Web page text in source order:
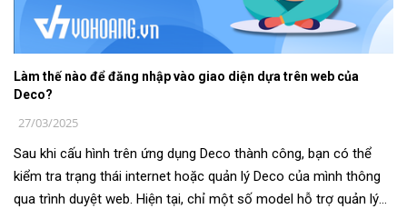
Làm thế nào để đăng nhập vào giao diện dựa trên web của
Deco?
27/03/2025
Sau khi cấu hình trên ứng dụng Deco thành công, bạn có thể
kiểm tra trạng thái internet hoặc quản lý Deco của mình thông
qua trình duyệt web. Hiện tại, chỉ một số model hỗ trợ quản lý